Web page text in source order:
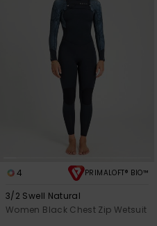
4 PRIMALOFT® BIO™
3/2 Swell Natural
Women Black Chest Zip Wetsuit